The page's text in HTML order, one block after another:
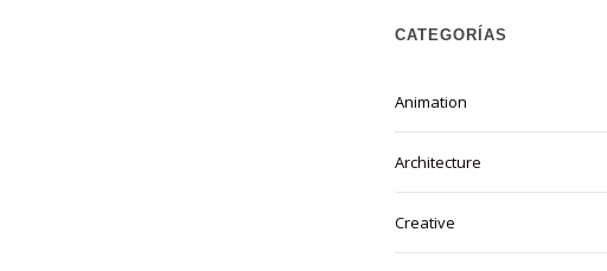
CATEGORÍAS
Animation
Architecture
Creative